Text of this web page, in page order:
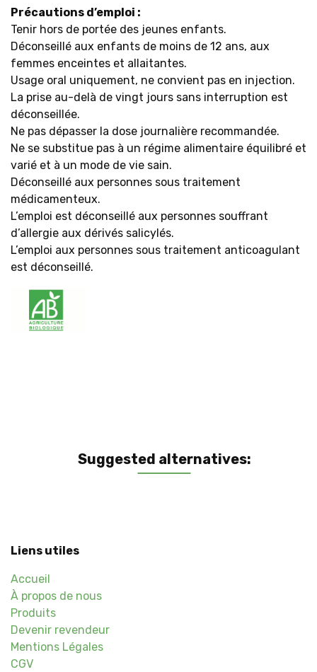
Précautions d’emploi :
Tenir hors de portée des jeunes enfants.
Déconseillé aux enfants de moins de 12 ans, aux
femmes enceintes et allaitantes.
Usage oral uniquement, ne convient pas en injection.
La prise au-delà de vingt jours sans interruption est
déconseillée.
Ne pas dépasser la dose journalière recommandée.
Ne se substitue pas à un régime alimentaire équilibré et
varié et à un mode de vie sain.
Déconseillé aux personnes sous traitement
médicamenteux.
L’emploi est déconseillé aux personnes souffrant
d’allergie aux dérivés salicylés.
L’emploi aux personnes sous traitement anticoagulant
est déconseillé.
Suggested alternatives:
Liens utiles
Accueil
À propos de nous
Produits
Devenir revendeur
Mentions Légales
CGV